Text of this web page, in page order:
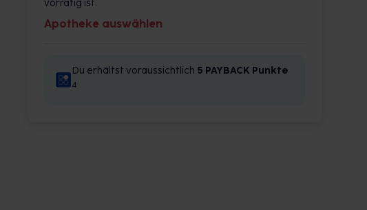
vorrätig ist.
Apotheke auswählen
Du erhältst voraussichtlich 5 PAYBACK Punkte
4